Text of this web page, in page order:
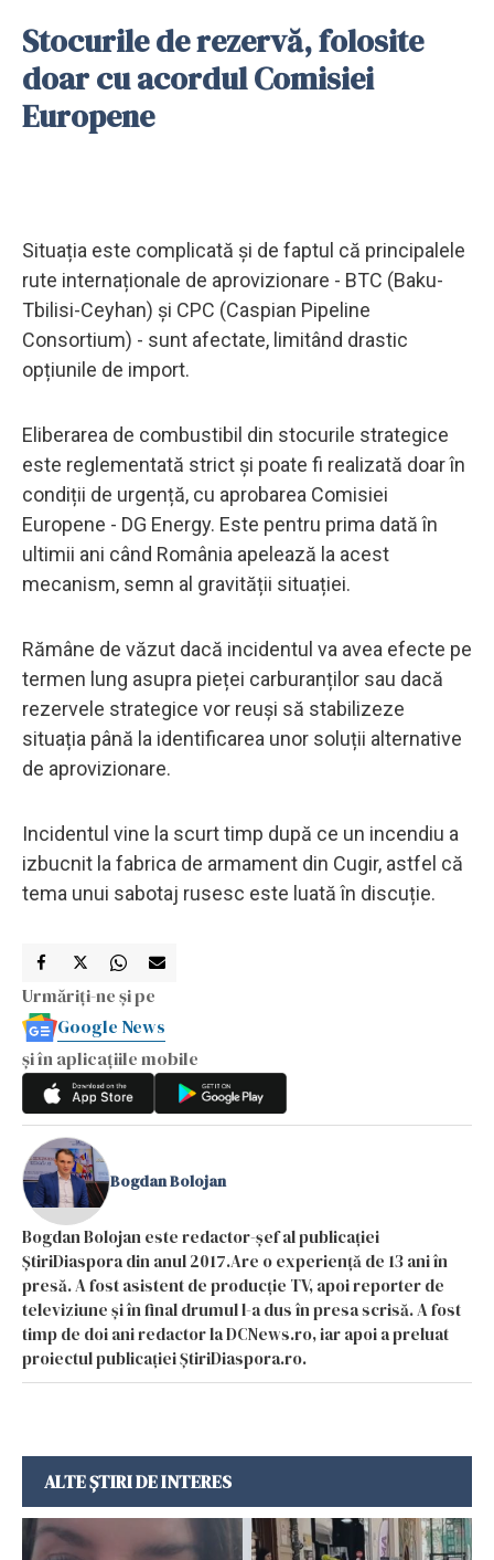
Stocurile de rezervă, folosite
doar cu acordul Comisiei
Europene
Situația este complicată și de faptul că principalele
rute internaționale de aprovizionare - BTC (Baku-
Tbilisi-Ceyhan) și CPC (Caspian Pipeline
Consortium) - sunt afectate, limitând drastic
opțiunile de import.
Eliberarea de combustibil din stocurile strategice
este reglementată strict și poate fi realizată doar în
condiții de urgență, cu aprobarea Comisiei
Europene - DG Energy. Este pentru prima dată în
ultimii ani când România apelează la acest
mecanism, semn al gravității situației.
Rămâne de văzut dacă incidentul va avea efecte pe
termen lung asupra pieței carburanților sau dacă
rezervele strategice vor reuși să stabilizeze
situația până la identificarea unor soluții alternative
de aprovizionare.
Incidentul vine la scurt timp după ce un incendiu a
izbucnit la fabrica de armament din Cugir, astfel că
tema unui sabotaj rusesc este luată în discuție.
Urmăriți-ne și pe
Google News
și în aplicațiile mobile
Bogdan Bolojan
Bogdan Bolojan este redactor-șef al publicației
ȘtiriDiaspora din anul 2017.Are o experiență de 13 ani în
presă. A fost asistent de producție TV, apoi reporter de
televiziune și în final drumul l-a dus în presa scrisă. A fost
timp de doi ani redactor la DCNews.ro, iar apoi a preluat
proiectul publicației ȘtiriDiaspora.ro.
ALTE ȘTIRI DE INTERES